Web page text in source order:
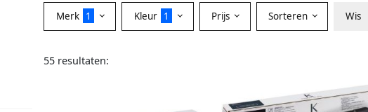
Merk 1 Kleur 1 Prijs Sorteren Wis
55 resultaten: